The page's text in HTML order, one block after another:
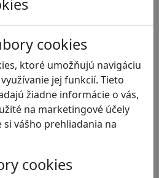
cookies
ktoré umožňujú navigáciu
jej funkcií. Tieto
žiadne informácie o vás,
na marketingové účely
vášho prehliadania na
cookies